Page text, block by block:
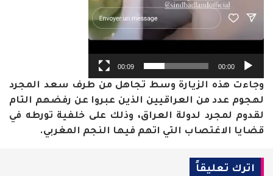
00:00
00:09
وجاءت هذه الزيارة وسط تجاهل من طرف سعد المجرد
لهجوم عدد من العراقيين الذين عبروا عن رفضهم التام
لقدوم لمجرد لدولة العراق، وذلك على خلفية تورطه في
قضايا الاغتصاب التي اتهم فيها النجم المغربي.
اترك تعليقاً